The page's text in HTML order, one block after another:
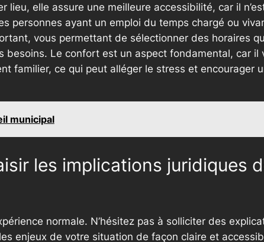
elle assure une meilleure accessibilité, car il
personnes ayant un emploi du temps chargé ou
vous permettant de sélectionner des horaires
Le confort est un aspect fondamental, car il
familier, ce qui peut alléger le stress et encourager
municipal
les implications juridiques
normale. N’hésitez pas à solliciter des
enjeux de votre situation de façon claire et